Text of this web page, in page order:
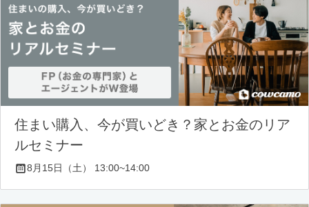
住まい購入、今が買いどき？家とお金のリア
ルセミナー
8月15日（土） 13:00~14:00